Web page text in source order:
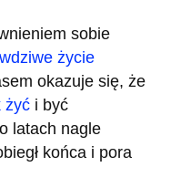
sobie
życie
okazuje się, że
żyć i być
latach nagle
końca i pora